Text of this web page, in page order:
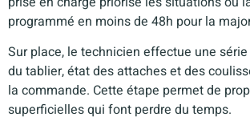
programmé en moins de 48h pour la
Sur place, le technicien effectue une
du tablier, état des attaches et des
la commande. Cette étape permet de
superficielles qui font perdre du temps.